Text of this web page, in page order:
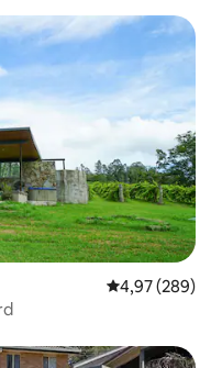
Gemiddelde
4,97 (289)